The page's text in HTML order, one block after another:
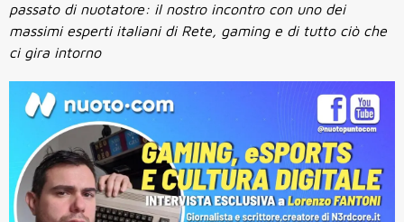
passato di nuotatore: il nostro incontro con uno dei
massimi esperti italiani di Rete, gaming e di tutto ciò che
ci gira intorno